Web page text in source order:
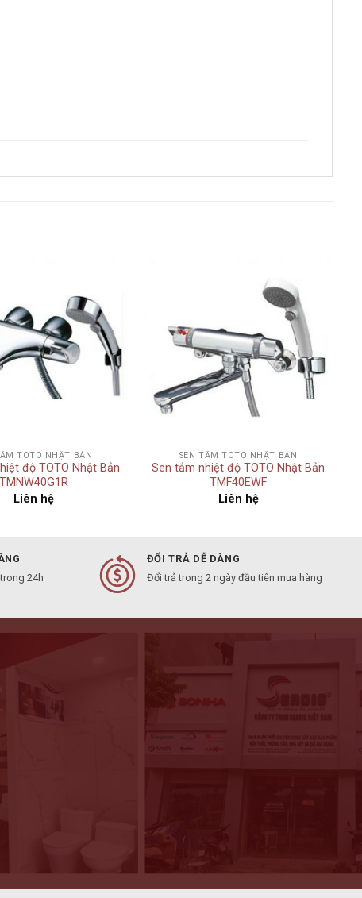
Add to
wishlist
TOTO NHẬT BẢN
độ TOTO Nhật Bản
TMNW40G1R
Liên hệ
Add to
wishlist
SEN TẮM TOTO NHẬT BẢN
Sen tắm nhiệt độ TOTO Nhật Bản
TMF40EWF
Liên hệ
24h
ĐỔI TRẢ DỄ DÀNG
Đổi trả trong 2 ngày đầu tiên mua hàng